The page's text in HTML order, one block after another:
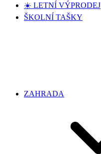
☀️ LETNÍ VÝPRODEJ
ŠKOLNÍ TAŠKY
ZAHRADA